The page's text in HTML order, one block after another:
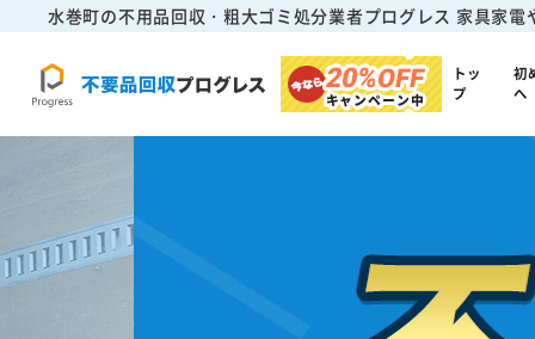
水巻町の不用品回収・粗大ゴミ処分業者プログレス 家具家電
20%OFF
キャンペーン中
トッ
プ
初
へ